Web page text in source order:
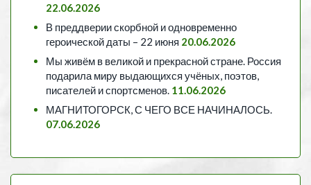
22.06.2026
В преддверии скорбной и одновременно
героической даты – 22 июня 20.06.2026
Мы живём в великой и прекрасной стране. Россия
подарила миру выдающихся учёных, поэтов,
писателей и спортсменов. 11.06.2026
МАГНИТОГОРСК, С ЧЕГО ВСЕ НАЧИНАЛОСЬ.
07.06.2026